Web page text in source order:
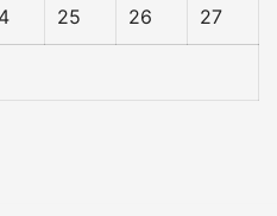
25 26 27